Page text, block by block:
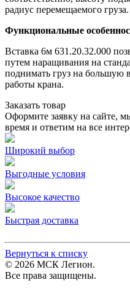
радиус перемещаемого груза.
Функциональные
Вставка 6м 631.20.32.000
путем наращивания на
поднимать груз на большую
работы крана.
Заказать товар
Оформите заявку на сайте,
время и ответим на все
Широкий выбор
Выгодные условия
Высокое качество
Быстрая доставка
Вернуться к списку
© 2026 МСК Легион.
Все права защищены.